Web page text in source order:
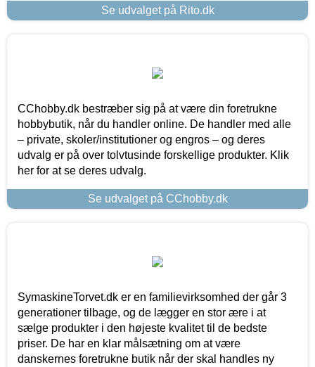
Se udvalget på Rito.dk
CChobby.dk bestræber sig på at være din foretrukne
hobbybutik, når du handler online. De handler med alle
– private, skoler/institutioner og engros – og deres
udvalg er på over tolvtusinde forskellige produkter. Klik
her for at se deres udvalg.
Se udvalget på CChobby.dk
SymaskineTorvet.dk er en familievirksomhed der går 3
generationer tilbage, og de lægger en stor ære i at
sælge produkter i den højeste kvalitet til de bedste
priser. De har en klar målsætning om at være
danskernes foretrukne butik når der skal handles ny